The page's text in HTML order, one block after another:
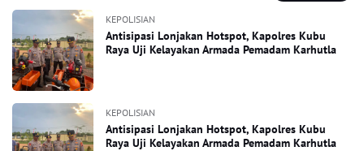
KEPOLISIAN
Antisipasi Lonjakan Hotspot, Kapolres Kubu
Raya Uji Kelayakan Armada Pemadam Karhutla
KEPOLISIAN
Antisipasi Lonjakan Hotspot, Kapolres Kubu
Raya Uji Kelayakan Armada Pemadam Karhutla